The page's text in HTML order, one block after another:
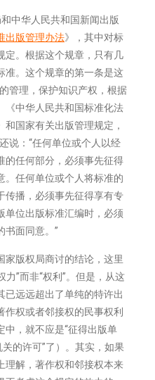
华人民共和国新闻出版
出版管理办法》，其中对标
定。根据这个规章，只有几
准。这个规章的第一条是这
管理，保护知识产权，根据
《中华人民共和国标准化法
国家有关出版管理规定，
说：“任何单位或个人以经
的任何部分，必须事先征得
。任何单位或个人将标准的
传播，必须事先征得享有专
单位出版标准汇编时，必须
书面同意。”
版权局商讨的结论，这里
力”而非“权利”。但是，从这
已远远超出了单纯的特许出
权或者邻接权的民事权利
中，就不应是“征得出版单
的许可”了）。其实，如果
理解，著作权和邻接权本来